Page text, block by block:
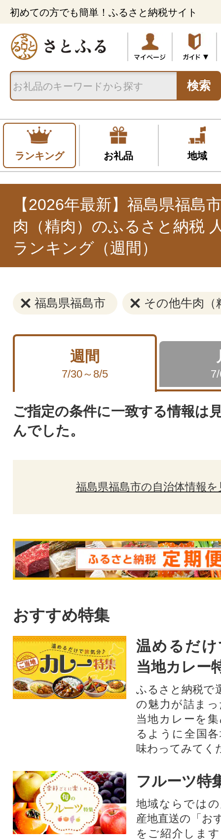
初めての方でも簡単！ふるさと納税サイト
検索
ランキング お礼品 地域
【2026年最新】福島県福島
肉（精肉）のふるさと納税
ランキング（週間）
福島県福島市 その他牛肉（
週間
7/30～8/5
ご指定の条件に一致する情報は
んでした。
福島県福島市の自治体情報を
おすすめ特集
温めるだ
当地カレー
ふるさと納税で
の魅力が詰ま
当地カレーを
るように全国
味わってみてく
フルーツ特
地域ならでは
産地直送の「お
をご紹介しま